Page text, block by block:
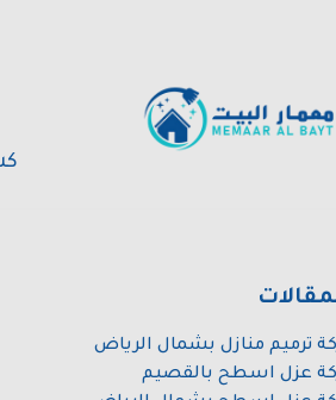
ترميم منازل بشمال الرياض
عزل اسطح بالقصيم